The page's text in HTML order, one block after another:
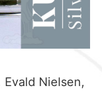
Nielsen,